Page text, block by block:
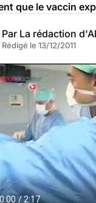
que le vaccin
Par La rédaction
Rédigé le 13/12/2011